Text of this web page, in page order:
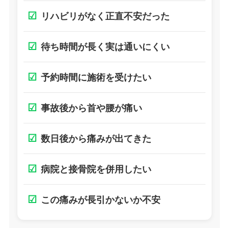
☑ リハビリがなく正直不安だった
☑ 待ち時間が長く実は通いにくい
☑ 予約時間に施術を受けたい
☑ 事故後から首や腰が痛い
☑ 数日後から痛みが出てきた
☑ 病院と接骨院を併用したい
☑ この痛みが長引かないか不安